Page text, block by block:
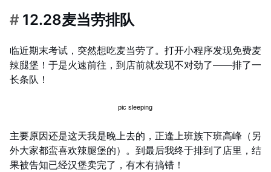
# 12.28麦当劳排队
临近期末考试，突然想吃麦当劳了。打开小程序发现免费麦
辣腿堡！于是火速前往，到店前就发现不对劲了——排了一
长条队！
主要原因还是这天我是晚上去的，正逢上班族下班高峰（另
外大家都蛮喜欢辣腿堡的）。到最后我终于排到了店里，结
果被告知已经汉堡卖完了，有木有搞错！